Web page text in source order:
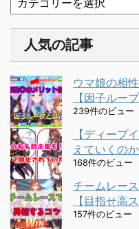
人気の記事
ウマ娘の相
【因子ルー
239件のビュー
【ディープ
えていくの
168件のビュー
チームレー
【目指せ高
157件のビュー